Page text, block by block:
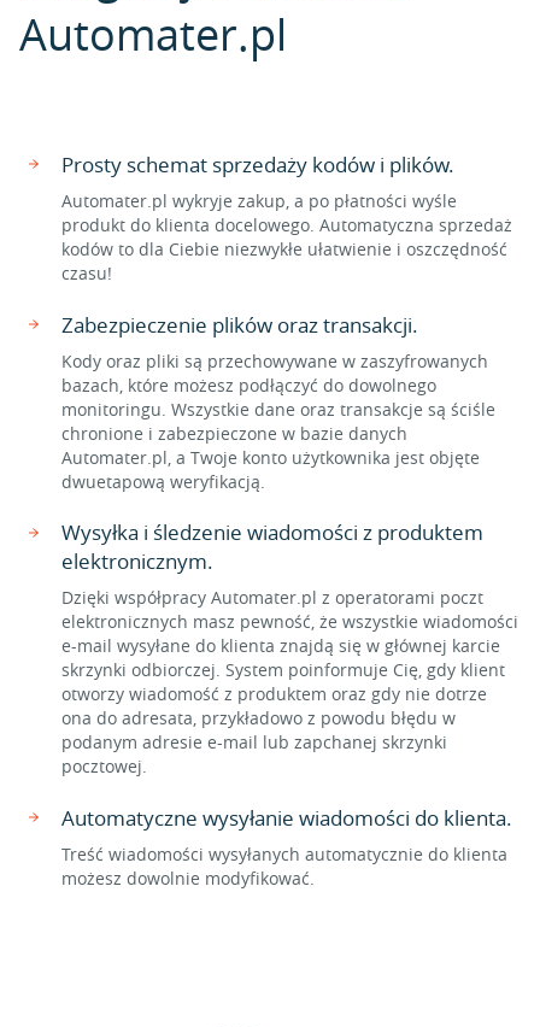
Automater.pl
Prosty schemat sprzedaży kodów i plików.
Automater.pl wykryje zakup, a po płatności wyśle
produkt do klienta docelowego. Automatyczna sprzedaż
kodów to dla Ciebie niezwykłe ułatwienie i oszczędność
czasu!
Zabezpieczenie plików oraz transakcji.
Kody oraz pliki są przechowywane w zaszyfrowanych
bazach, które możesz podłączyć do dowolnego
monitoringu. Wszystkie dane oraz transakcje są ściśle
chronione i zabezpieczone w bazie danych
Automater.pl, a Twoje konto użytkownika jest objęte
dwuetapową weryfikacją.
Wysyłka i śledzenie wiadomości z produktem
elektronicznym.
Dzięki współpracy Automater.pl z operatorami poczt
elektronicznych masz pewność, że wszystkie wiadomości
e-mail wysyłane do klienta znajdą się w głównej karcie
skrzynki odbiorczej. System poinformuje Cię, gdy klient
otworzy wiadomość z produktem oraz gdy nie dotrze
ona do adresata, przykładowo z powodu błędu w
podanym adresie e-mail lub zapchanej skrzynki
pocztowej.
Automatyczne wysyłanie wiadomości do klienta.
Treść wiadomości wysyłanych automatycznie do klienta
możesz dowolnie modyfikować.